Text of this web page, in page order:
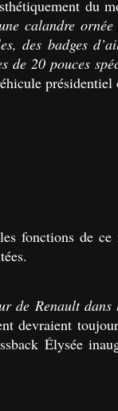
du
calandre
des badges
de 20 pouces
fonctions de
de Renault
devraient
Élysée